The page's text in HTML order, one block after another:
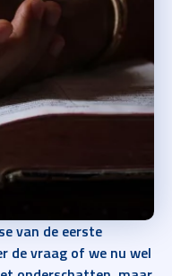
van de eerste
de vraag of we nu wel